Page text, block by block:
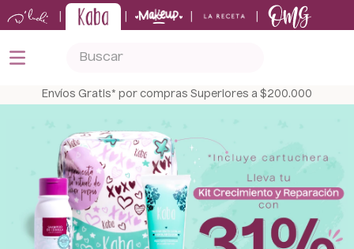
Envíos Gratis* por compras Superiores a $200.000
TÉRMINOS MÁS BUSCADOS
shampoo
bronceador
keratina
tónico